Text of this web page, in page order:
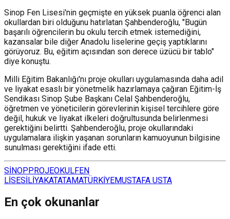
Sinop Fen Lisesi'nin geçmişte en yüksek puanla öğrenci alan
okullardan biri olduğunu hatırlatan Şahbenderoğlu, "Bugün
başarılı öğrencilerin bu okulu tercih etmek istemediğini,
kazansalar bile diğer Anadolu liselerine geçiş yaptıklarını
görüyoruz. Bu, eğitim açısından son derece üzücü bir tablo"
diye konuştu.
Milli Eğitim Bakanlığı'nı proje okulları uygulamasında daha adil
ve liyakat esaslı bir yönetmelik hazırlamaya çağıran Eğitim-İş
Sendikası Sinop Şube Başkanı Celal Şahbenderoğlu,
öğretmen ve yöneticilerin görevlerinin kişisel tercihlere göre
değil, hukuk ve liyakat ilkeleri doğrultusunda belirlenmesi
gerektiğini belirtti. Şahbenderoğlu, proje okullarındaki
uygulamalara ilişkin yaşanan sorunların kamuoyunun bilgisine
sunulması gerektiğini ifade etti.
SİNOPPROJEOKULFEN
LİSESİLİYAKATATAMATÜRKİYEMUSTAFA USTA
En çok okunanlar